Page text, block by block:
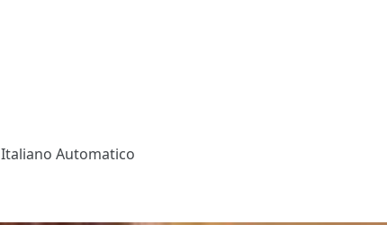
Italiano Automatico